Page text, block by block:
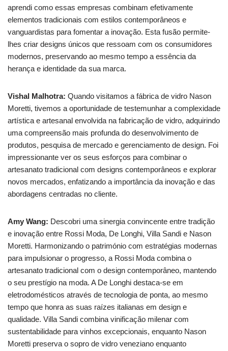
aprendi como essas empresas combinam efetivamente
elementos tradicionais com estilos contemporâneos e
vanguardistas para fomentar a inovação. Esta fusão permite-
lhes criar designs únicos que ressoam com os consumidores
modernos, preservando ao mesmo tempo a essência da
herança e identidade da sua marca.
Vishal Malhotra: Quando visitamos a fábrica de vidro Nason
Moretti, tivemos a oportunidade de testemunhar a complexidade
artística e artesanal envolvida na fabricação de vidro, adquirindo
uma compreensão mais profunda do desenvolvimento de
produtos, pesquisa de mercado e gerenciamento de design. Foi
impressionante ver os seus esforços para combinar o
artesanato tradicional com designs contemporâneos e explorar
novos mercados, enfatizando a importância da inovação e das
abordagens centradas no cliente.
Amy Wang: Descobri uma sinergia convincente entre tradição
e inovação entre Rossi Moda, De Longhi, Villa Sandi e Nason
Moretti. Harmonizando o património com estratégias modernas
para impulsionar o progresso, a Rossi Moda combina o
artesanato tradicional com o design contemporâneo, mantendo
o seu prestígio na moda. A De Longhi destaca-se em
eletrodomésticos através de tecnologia de ponta, ao mesmo
tempo que honra as suas raízes italianas em design e
qualidade. Villa Sandi combina vinificação milenar com
sustentabilidade para vinhos excepcionais, enquanto Nason
Moretti preserva o sopro de vidro veneziano enquanto